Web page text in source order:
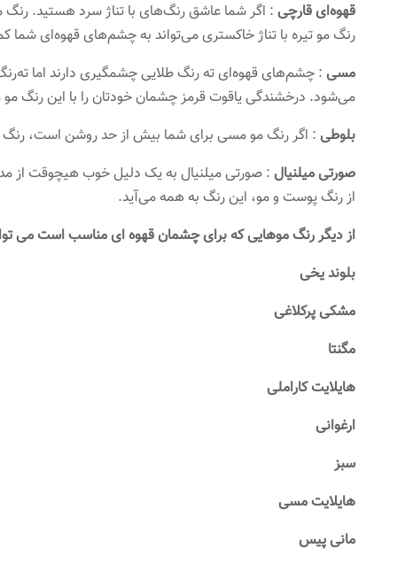
قهوه‌ای قارچی: اگر شما عاشق رنگ‌های با تناژ سرد هستید. رنگ
رنگ مو تیره با تناژ خاکستری می‌تواند به چشم‌های قهوه‌ای شما
مسی: چشم‌های قهوه‌ای ته‌ رنگ طلایی چشمگیری دارند اما ته‌رنگ
می‌شود. درخشندگی یاقوت قرمز چشمان خودتان را با این رنگ مو
بلوطی: اگر رنگ مو مسی برای شما بیش از حد روشن است، رنگ
صورتی میلنیال: صورتی میلنیال به یک دلیل خوب هیچوقت از
از رنگ پوست و مو، این رنگ به همه می‌آید.
از دیگر رنگ موهایی که برای چشمان قهوه ای مناسب است می
بلوند یخی
مشکی پرکلاغی
مگنتا
هایلایت کاراملی
ارغوانی
سبز
هایلایت مسی
مانی پیس